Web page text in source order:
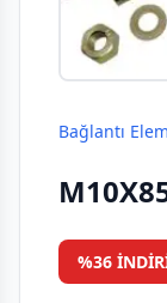
Bağlantı
%36